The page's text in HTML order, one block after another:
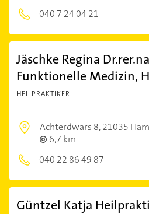
040 7 24 04 21
Jäschke Regina
Funktionelle Medizin,
HEILPRAKTIKER
Achterdwars 8,21035
6,7 km
040 22 86 49 87
Güntzel Katja